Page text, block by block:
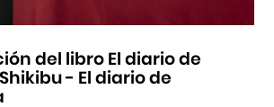
del libro El diario de
- El diario de